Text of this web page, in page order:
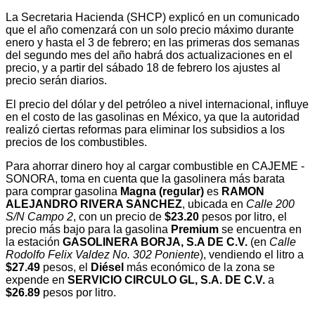
La Secretaria Hacienda (SHCP) explicó en un comunicado
que el año comenzará con un solo precio máximo durante
enero y hasta el 3 de febrero; en las primeras dos semanas
del segundo mes del año habrá dos actualizaciones en el
precio, y a partir del sábado 18 de febrero los ajustes al
precio serán diarios.
El precio del dólar y del petróleo a nivel internacional, influye
en el costo de las gasolinas en México, ya que la autoridad
realizó ciertas reformas para eliminar los subsidios a los
precios de los combustibles.
Para ahorrar dinero hoy al cargar combustible en CAJEME -
SONORA, toma en cuenta que la gasolinera más barata
para comprar gasolina Magna (regular) es RAMON
ALEJANDRO RIVERA SANCHEZ, ubicada en Calle 200
S/N Campo 2, con un precio de $23.20 pesos por litro, el
precio más bajo para la gasolina Premium se encuentra en
la estación GASOLINERA BORJA, S.A DE C.V. (en Calle
Rodolfo Felix Valdez No. 302 Poniente), vendiendo el litro a
$27.49 pesos, el Diésel más económico de la zona se
expende en SERVICIO CIRCULO GL, S.A. DE C.V. a
$26.89 pesos por litro.